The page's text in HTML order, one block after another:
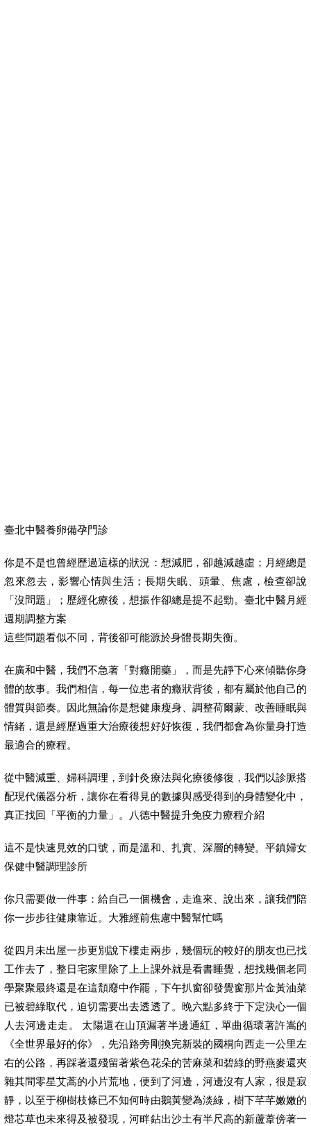
臺北中醫養卵備孕門診
你是不是也曾經歷過這樣的狀況：想減肥，卻越減越虛；月經總是
忽來忽去，影響心情與生活；長期失眠、頭暈、焦慮，檢查卻說
「沒問題」；歷經化療後，想振作卻總是提不起勁。臺北中醫月經
週期調整方案
這些問題看似不同，背後卻可能源於身體長期失衡。
在廣和中醫，我們不急著「對癥開藥」，而是先靜下心來傾聽你身
體的故事。我們相信，每一位患者的癥狀背後，都有屬於他自己的
體質與節奏。因此無論你是想健康瘦身、調整荷爾蒙、改善睡眠與
情緒，還是經歷過重大治療後想好好恢復，我們都會為你量身打造
最適合的療程。
從中醫減重、婦科調理，到針灸療法與化療後修復，我們以診脈搭
配現代儀器分析，讓你在看得見的數據與感受得到的身體變化中，
真正找回「平衡的力量」。八德中醫提升免疫力療程介紹
這不是快速見效的口號，而是溫和、扎實、深層的轉變。平鎮婦女
保健中醫調理診所
你只需要做一件事：給自己一個機會，走進來、說出來，讓我們陪
你一步步往健康靠近。大雅經前焦慮中醫幫忙嗎
從四月未出屋一步更別說下樓走兩步，幾個玩的較好的朋友也已找
工作去了，整日宅家里除了上上課外就是看書睡覺，想找幾個老同
學聚聚最終還是在這頹廢中作罷，下午扒窗卻發覺窗那片金黃油菜
已被碧綠取代，迫切需要出去透透了。晚六點多終于下定決心一個
人去河邊走走。 太陽還在山頂漏著半邊通紅，單曲循環著許嵩的
《全世界最好的你》，先沿路旁剛換完新裝的國桐向西走一公里左
右的公路，再踩著還殘留著紫色花朵的苦麻菜和碧綠的野燕麥還夾
雜其間零星艾蒿的小片荒地，便到了河邊，河邊沒有人家，很是寂
靜，以至于柳樹枝條已不知何時由鵝黃變為淡綠，樹下芊芊嫩嫩的
燈芯草也未來得及被發現，河畔鉆出沙土有半尺高的新蘆葦傍著一